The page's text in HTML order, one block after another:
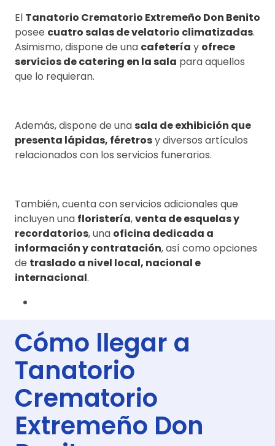
El Tanatorio Crematorio Extremeño Don Benito
posee cuatro salas de velatorio climatizadas.
Asimismo, dispone de una cafetería y ofrece
servicios de catering en la sala para aquellos
que lo requieran.
Además, dispone de una sala de exhibición que
presenta lápidas, féretrosy diversos artículos
relacionados con los servicios funerarios.
También, cuenta con servicios adicionales que
incluyen una floristería,venta de esquelas y
recordatorios, una oficina dedicada a
información y contratación, así como opciones
de traslado a nivel local, nacional e
internacional.
Cómo llegar a
Tanatorio
Crematorio
Extremeño Don